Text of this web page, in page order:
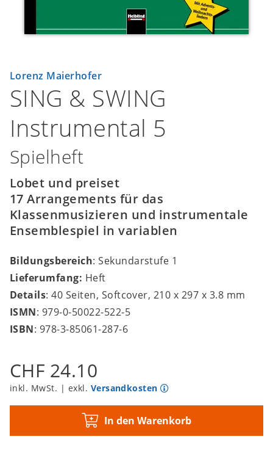
Lorenz Maierhofer
SING & SWING
Instrumental 5
Spielheft
Lobet und preiset
17 Arrangements für das
Klassenmusizieren und instrumentale
Ensemblespiel in variablen
Bildungsbereich: Sekundarstufe 1
Lieferumfang: Heft
Details: 40 Seiten, Softcover, 210 x 297 x 3.8 mm
ISMN: 979-0-50022-522-5
ISBN: 978-3-85061-287-6
CHF 24.10
inkl. MwSt. | exkl. Versandkosten
In den Warenkorb